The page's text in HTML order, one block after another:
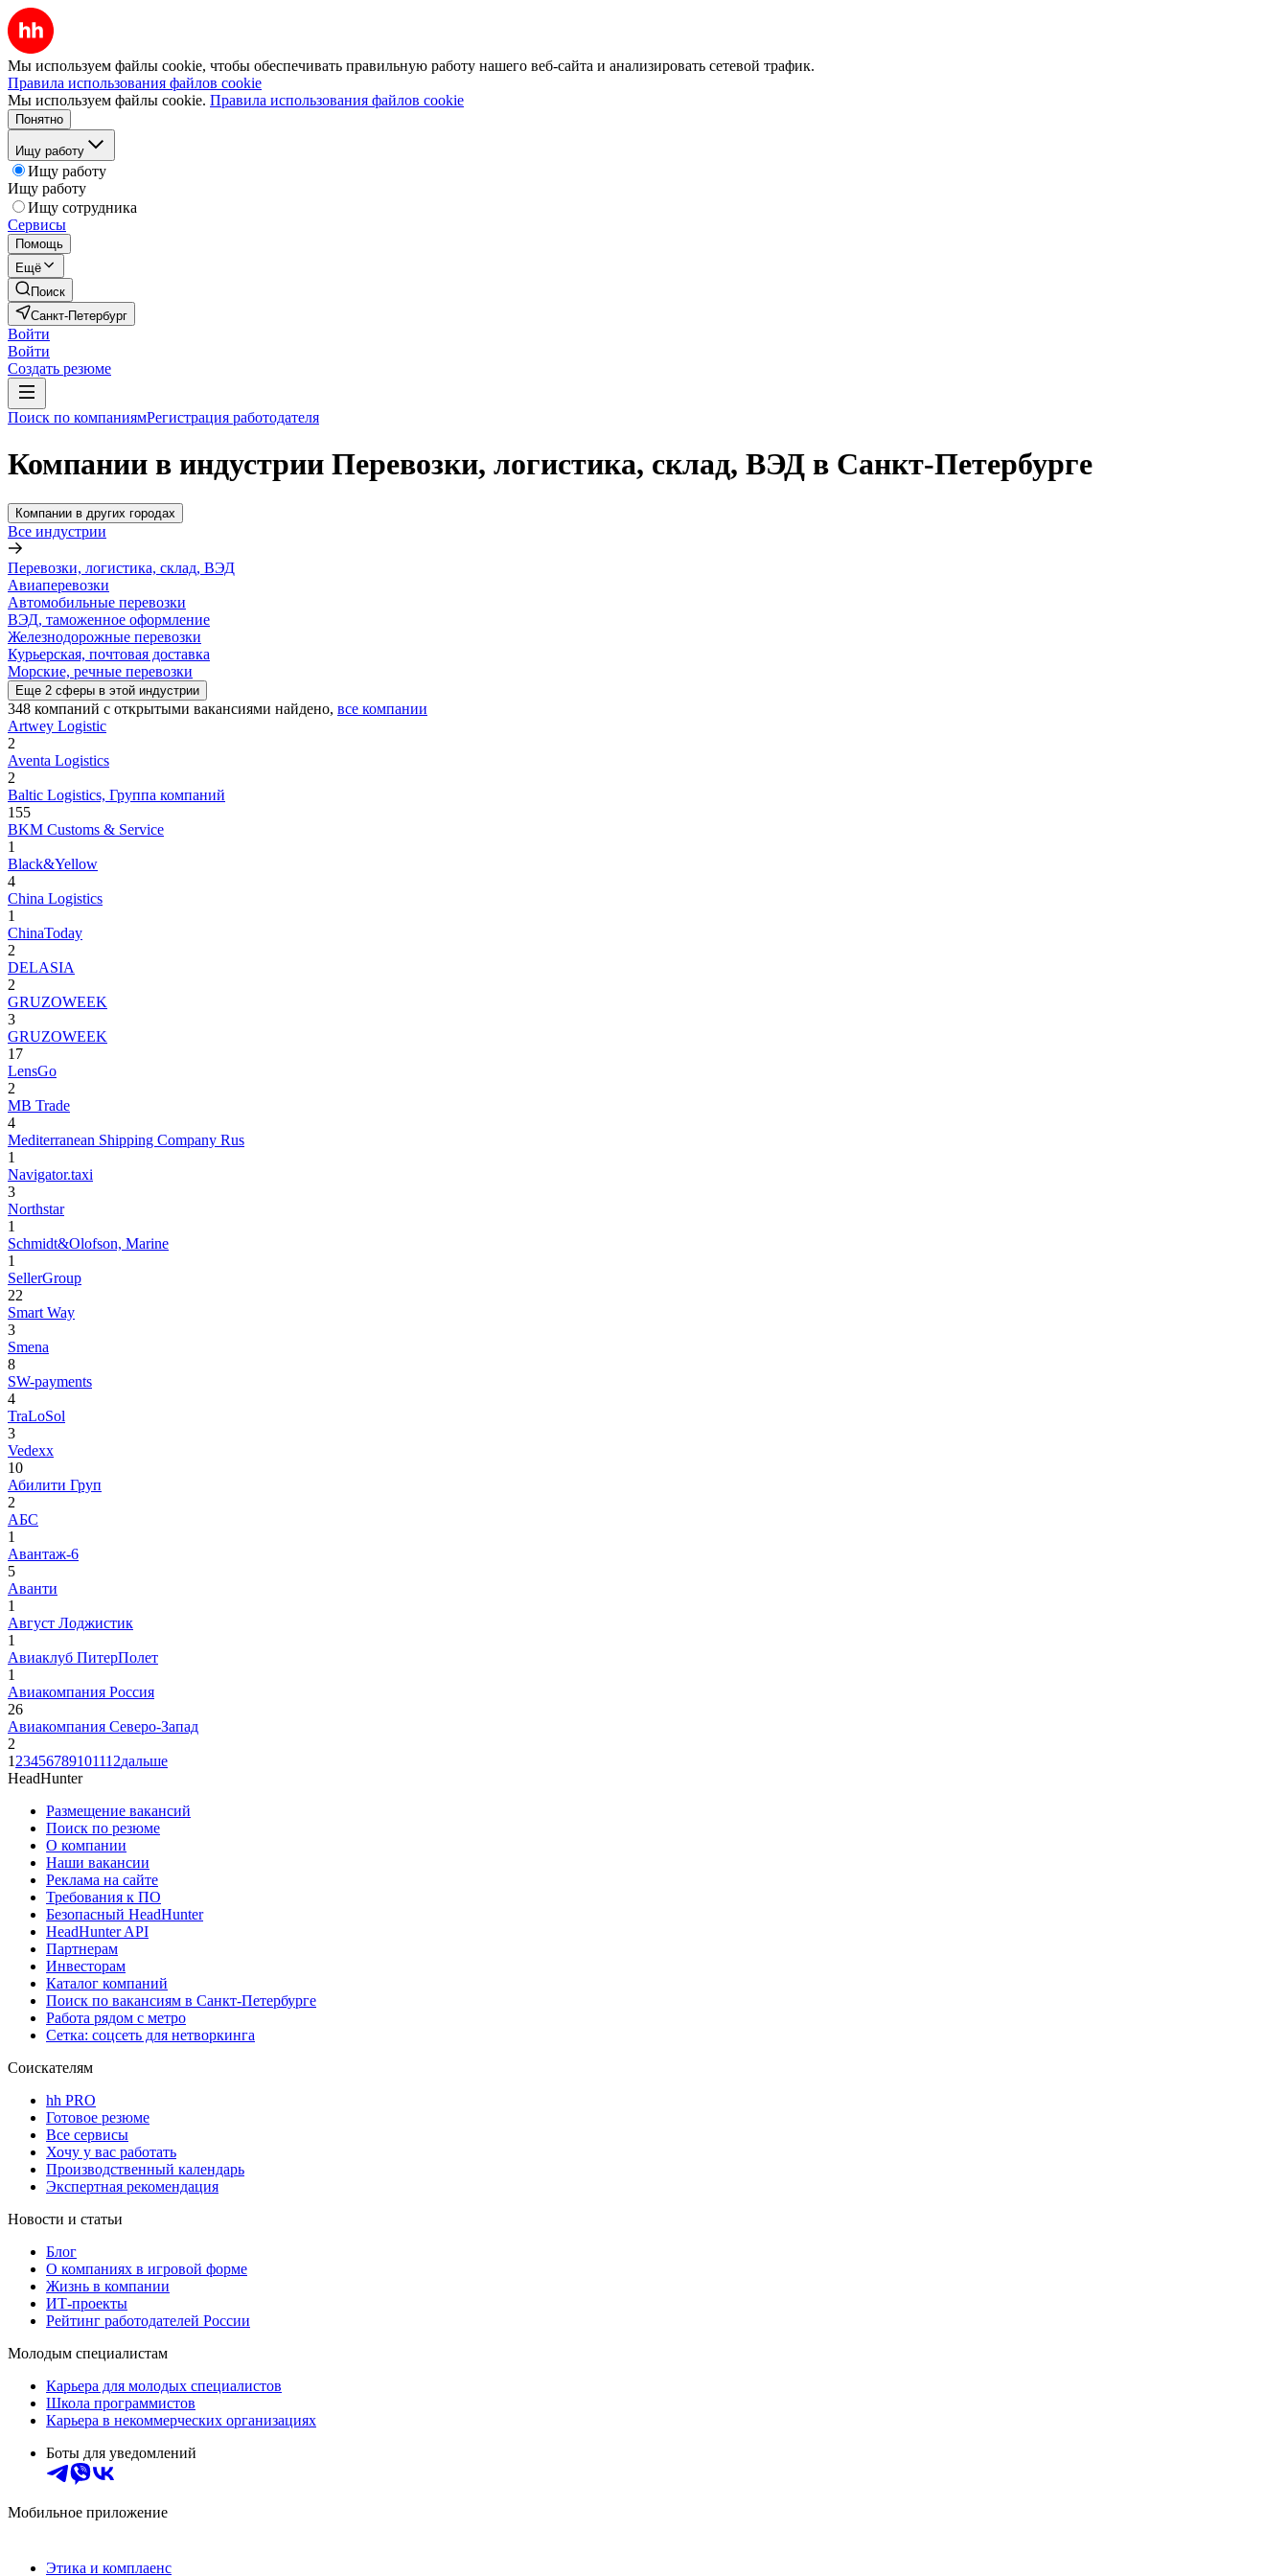
Мы используем файлы cookie, чтобы обеспечивать правильную работу нашего веб-сайта и анализировать сетевой трафик.
Правила использования файлов cookie
Мы используем файлы cookie. Правила использования файлов cookie
Понятно
Ищу работу
Ищу работу
Ищу работу
Ищу сотрудника
Сервисы
Помощь
Ещё
Поиск
Санкт-Петербург
Войти
Войти
Создать резюме
Поиск по компаниямРегистрация работодателя
Компании в индустрии Перевозки, логистика, склад, ВЭД в Санкт-Петербурге
Компании в других городах
Все индустрии
Перевозки, логистика, склад, ВЭД
Авиаперевозки
Автомобильные перевозки
ВЭД, таможенное оформление
Железнодорожные перевозки
Курьерская, почтовая доставка
Морские, речные перевозки
Еще 2 сферы в этой индустрии
348 компаний с открытыми вакансиями найдено, все компании
Artwey Logistic
2
Aventa Logistics
2
Baltic Logistics, Группа компаний
155
BKM Customs & Service
1
Black&Yellow
4
China Logistics
1
ChinaToday
2
DELASIA
2
GRUZOWEEK
3
GRUZOWEEK
17
LensGo
2
MB Trade
4
Mediterranean Shipping Company Rus
1
Navigator.taxi
3
Northstar
1
Schmidt&Olofson, Marine
1
SellerGroup
22
Smart Way
3
Smena
8
SW-payments
4
TraLoSol
3
Vedexx
10
Абилити Груп
2
АБС
1
Авантаж-6
5
Аванти
1
Август Лоджистик
1
Авиаклуб ПитерПолет
1
Авиакомпания Россия
26
Авиакомпания Северо-Запад
2
1 23456789101112дальше
HeadHunter
Размещение вакансий
Поиск по резюме
О компании
Наши вакансии
Реклама на сайте
Требования к ПО
Безопасный HeadHunter
HeadHunter API
Партнерам
Инвесторам
Каталог компаний
Поиск по вакансиям в Санкт-Петербурге
Работа рядом с метро
Сетка: соцсеть для нетворкинга
Соискателям
hh PRO
Готовое резюме
Все сервисы
Хочу у вас работать
Производственный календарь
Экспертная рекомендация
Новости и статьи
Блог
О компаниях в игровой форме
Жизнь в компании
ИТ-проекты
Рейтинг работодателей России
Молодым специалистам
Карьера для молодых специалистов
Школа программистов
Карьера в некоммерческих организациях
Боты для уведомлений
Мобильное приложение
Этика и комплаенс